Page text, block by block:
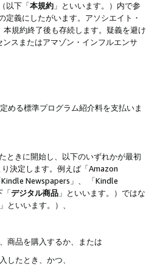
（以下「本規約 」といいます。）内で参
義にしたがいます。アソシエイト・
規約終了後も存続します。疑義を避け
スまたはアマゾン・インフルエンサ
める標準プログラム紹介料を支払いま
ときに開始し、以下のいずれかが最初
決定します。例えば「Amazon
Newspapers」、 「Kindle
「デジタル商品 」といいます。）ではな
」といいます。）、
商品を購入するか、または
したとき、かつ、